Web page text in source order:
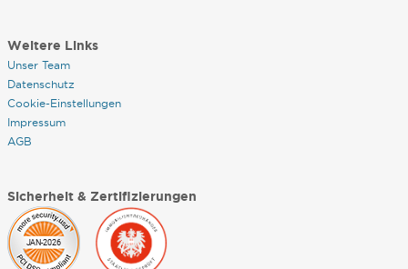
Weitere Links
Unser Team
Datenschutz
Cookie-Einstellungen
Impressum
AGB
Sicherheit & Zertifizierungen